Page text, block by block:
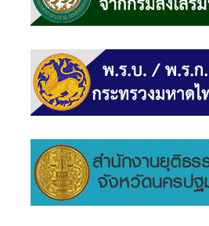
แบบสอบถาม
ความพึง
พอใจ
ติดต่อ